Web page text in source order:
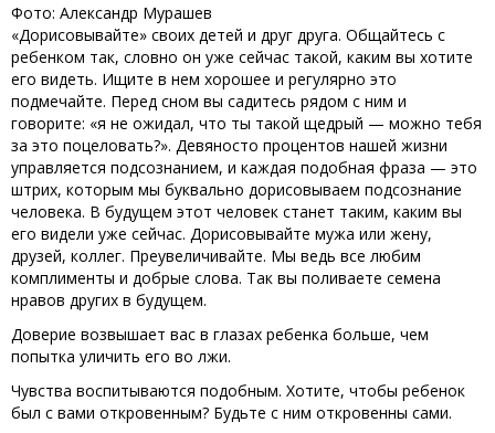
Фото: Александр Мурашев
«Дорисовывайте» своих детей и друг друга. Общайтесь с
ребенком так, словно он уже сейчас такой, каким вы хотите
его видеть. Ищите в нем хорошее и регулярно это
подмечайте. Перед сном вы садитесь рядом с ним и
говорите: «я не ожидал, что ты такой щедрый — можно тебя
за это поцеловать?». Девяносто процентов нашей жизни
управляется подсознанием, и каждая подобная фраза — это
штрих, которым мы буквально дорисовываем подсознание
человека. В будущем этот человек станет таким, каким вы
его видели уже сейчас. Дорисовывайте мужа или жену,
друзей, коллег. Преувеличивайте. Мы ведь все любим
комплименты и добрые слова. Так вы поливаете семена
нравов других в будущем.
Доверие возвышает вас в глазах ребенка больше, чем
попытка уличить его во лжи.
Чувства воспитываются подобным. Хотите, чтобы ребенок
был с вами откровенным? Будьте с ним откровенны сами.